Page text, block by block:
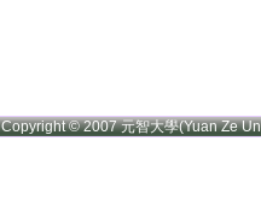
Copyright © 2007 元智大學(Yuan Ze